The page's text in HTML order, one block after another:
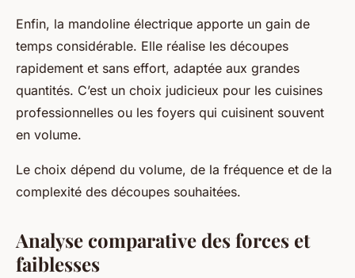
Enfin, la mandoline électrique apporte un gain de
temps considérable. Elle réalise les découpes
rapidement et sans effort, adaptée aux grandes
quantités. C’est un choix judicieux pour les cuisines
professionnelles ou les foyers qui cuisinent souvent
en volume.
Le choix dépend du volume, de la fréquence et de la
complexité des découpes souhaitées.
Analyse comparative des forces et
faiblesses